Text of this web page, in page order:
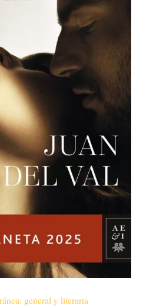
general y literaria